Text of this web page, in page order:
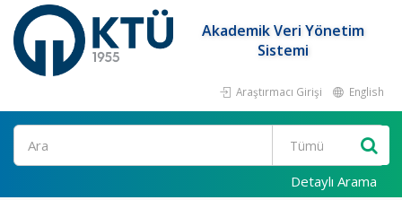
Akademik Veri Yönetim
Sistemi
Araştırmacı Girişi English
Ara
Detaylı Arama